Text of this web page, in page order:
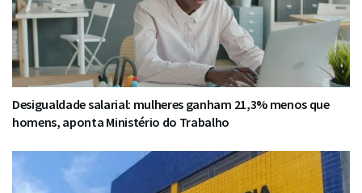
Desigualdade salarial: mulheres ganham 21,3% menos que
homens, aponta Ministério do Trabalho